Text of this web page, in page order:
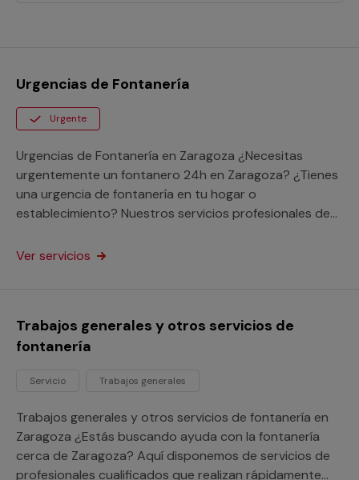
Urgencias de Fontanería
Urgente
Urgencias de Fontanería en Zaragoza ¿Necesitas
urgentemente un fontanero 24h en Zaragoza? ¿Tienes
una urgencia de fontanería en tu hogar o
establecimiento? Nuestros servicios profesionales de
desplazarse a solucionar tu avería a cualquier punto de
garantía Multimap.
Ver servicios
Trabajos generales y otros servicios de
fontanería
Servicio Trabajos generales
Trabajos generales y otros servicios de fontanería en
Zaragoza ¿Estás buscando ayuda con la fontanería
cerca de Zaragoza? Aquí disponemos de servicios de
profesionales cualificados que realizan rápidamente